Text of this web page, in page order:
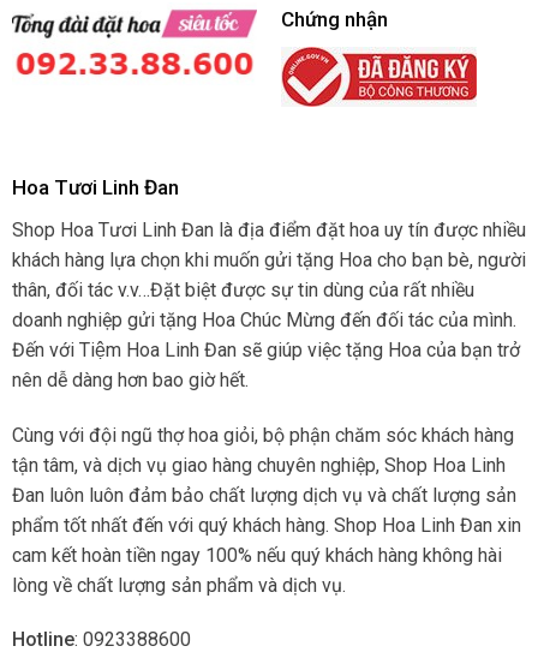
Chứng nhận
Hoa Tươi Linh Đan
Shop Hoa Tươi Linh Đan là địa điểm đặt hoa uy tín được nhiều
khách hàng lựa chọn khi muốn gửi tặng Hoa cho bạn bè, người
thân, đối tác v.v…Đặt biệt được sự tin dùng của rất nhiều
doanh nghiệp gửi tặng Hoa Chúc Mừng đến đối tác của mình.
Đến với Tiệm Hoa Linh Đan sẽ giúp việc tặng Hoa của bạn trở
nên dễ dàng hơn bao giờ hết.
Cùng với đội ngũ thợ hoa giỏi, bộ phận chăm sóc khách hàng
tận tâm, và dịch vụ giao hàng chuyên nghiệp, Shop Hoa Linh
Đan luôn luôn đảm bảo chất lượng dịch vụ và chất lượng sản
phẩm tốt nhất đến với quý khách hàng. Shop Hoa Linh Đan xin
cam kết hoàn tiền ngay 100% nếu quý khách hàng không hài
lòng về chất lượng sản phẩm và dịch vụ.
Hotline: 0923388600